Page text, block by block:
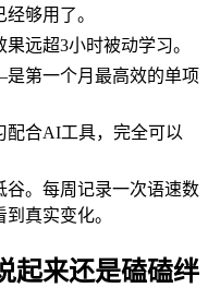
够用了。
远超3小时被动学习。
第一个月最高效的单项
配合AI工具，完全可以
谷。每周记录一次语速数
真实变化。
起来还是磕磕绊